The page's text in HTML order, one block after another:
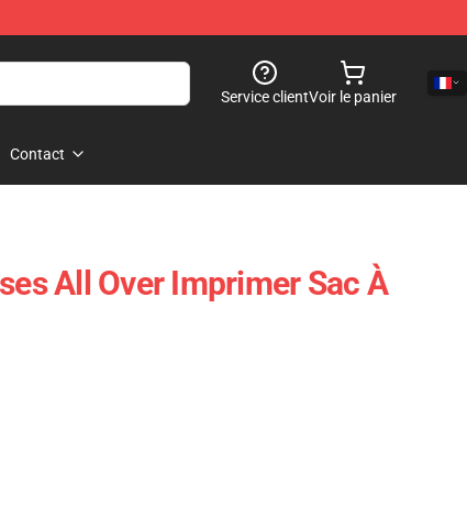
Service clientVoir le panier
Contact
All Over Imprimer Sac À